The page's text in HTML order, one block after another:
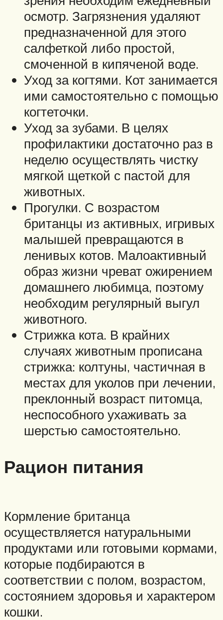
осмотр. Загрязнения удаляют
предназначенной для этого
салфеткой либо простой,
смоченной в кипяченой воде.
Уход за когтями. Кот занимается
ими самостоятельно с помощью
когтеточки.
Уход за зубами. В целях
профилактики достаточно раз в
неделю осуществлять чистку
мягкой щеткой с пастой для
животных.
Прогулки. С возрастом
британцы из активных, игривых
малышей превращаются в
ленивых котов. Малоактивный
образ жизни чреват ожирением
домашнего любимца, поэтому
необходим регулярный выгул
животного.
Стрижка кота. В крайних
случаях животным прописана
стрижка: колтуны, частичная в
местах для уколов при лечении,
преклонный возраст питомца,
неспособного ухаживать за
шерстью самостоятельно.
Рацион питания
Кормление британца
осуществляется натуральными
продуктами или готовыми кормами,
которые подбираются в
соответствии с полом, возрастом,
состоянием здоровья и характером
кошки.